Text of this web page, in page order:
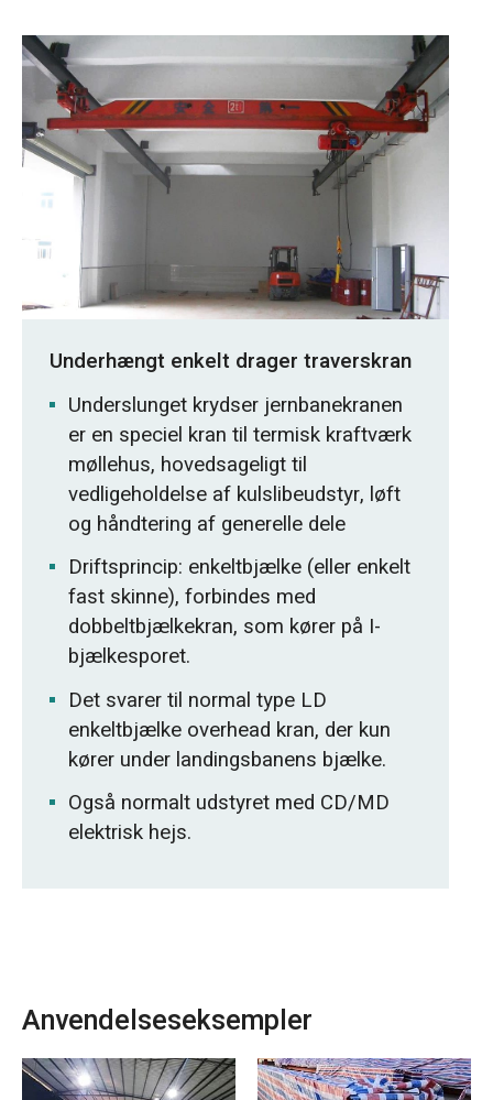
Underhængt enkelt drager traverskran
Underslunget krydser jernbanekranen
er en speciel kran til termisk kraftværk
møllehus, hovedsageligt til
vedligeholdelse af kulslibeudstyr, løft
og håndtering af generelle dele
Driftsprincip: enkeltbjælke (eller enkelt
fast skinne), forbindes med
dobbeltbjælkekran, som kører på I-
bjælkesporet.
Det svarer til normal type LD
enkeltbjælke overhead kran, der kun
kører under landingsbanens bjælke.
Også normalt udstyret med CD/MD
elektrisk hejs.
Anvendelseseksempler